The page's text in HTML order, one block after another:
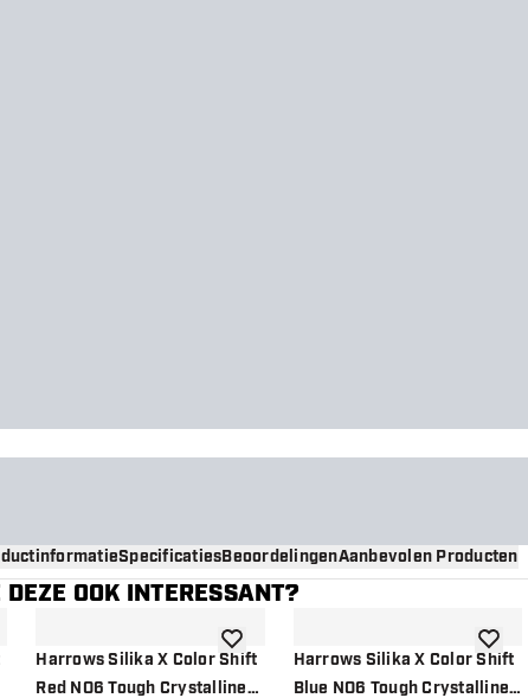
SpecificatiesBeoordelingenAanbevolen Producten
OOK INTERESSANT?
aan verlanglijst
Harrows Silika X Color Shift
Red NO6 Tough Crystalline
toevoegen aan verlanglijst
Harrows Silika X Color Shift
Blue NO6 Tough Crystalline